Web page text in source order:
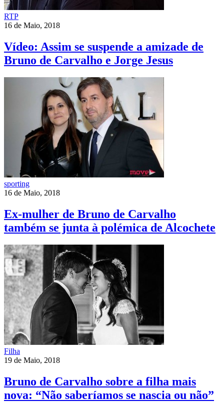
RTP
16 de Maio, 2018
Vídeo: Assim se suspende a amizade de
Bruno de Carvalho e Jorge Jesus
sporting
16 de Maio, 2018
Ex-mulher de Bruno de Carvalho
também se junta à polémica de Alcochete
Filha
19 de Maio, 2018
Bruno de Carvalho sobre a filha mais
nova: “Não saberíamos se nascia ou não”